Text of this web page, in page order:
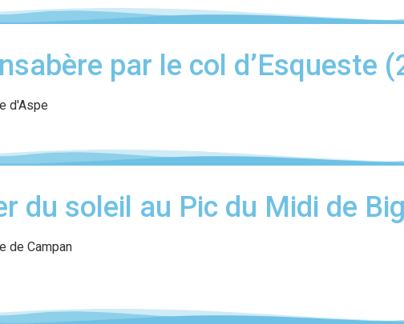
par le col d’Esqueste
d'Aspe
du soleil au Pic du Midi de
de Campan